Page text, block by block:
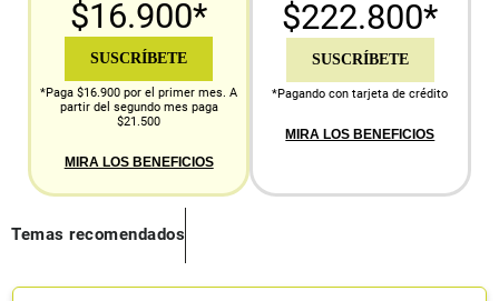
$16.900*
SUSCRÍBETE
*Paga $16.900 por el primer mes. A
partir del segundo mes paga
$21.500
MIRA LOS BENEFICIOS
$222.800*
SUSCRÍBETE
*Pagando con tarjeta de crédito
MIRA LOS BENEFICIOS
Temas recomendados